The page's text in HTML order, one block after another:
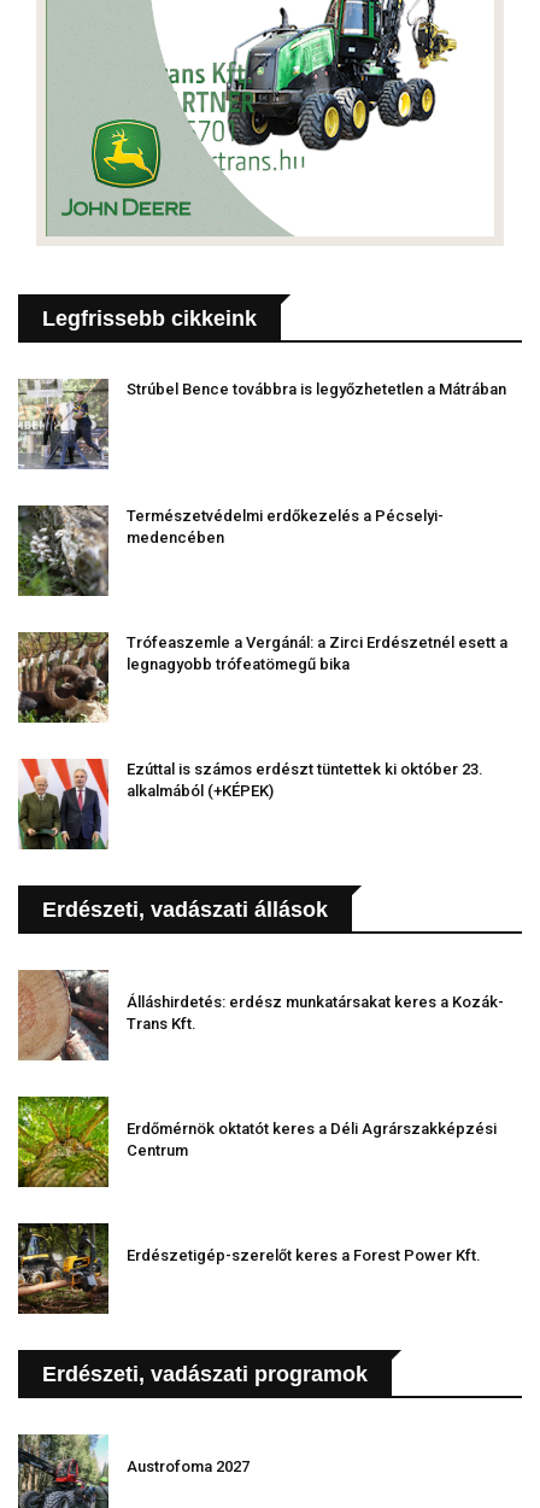
Legfrissebb cikkeink
Strúbel Bence továbbra is legyőzhetetlen a Mátrában
Természetvédelmi erdőkezelés a Pécselyi-
medencében
Trófeaszemle a Vergánál: a Zirci Erdészetnél esett a
legnagyobb trófeatömegű bika
Ezúttal is számos erdészt tüntettek ki október 23.
alkalmából (+KÉPEK)
Erdészeti, vadászati állások
Álláshirdetés: erdész munkatársakat keres a Kozák-
Trans Kft.
Erdőmérnök oktatót keres a Déli Agrárszakképzési
Centrum
Erdészetigép-szerelőt keres a Forest Power Kft.
Erdészeti, vadászati programok
Austrofoma 2027